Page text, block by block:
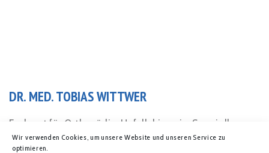
Wir verwenden Cookies, um unsere Website und unseren Service zu
optimieren.
DR. MED. TOBIAS WITTWER
Facharzt für Orthopädie, Unfallchirurgie, Spezielle
Unfallchirurgie, Manuelle Medizin und Notfallmedizin